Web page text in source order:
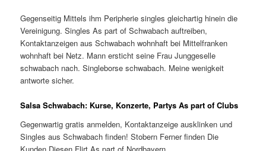
Gegenseitig Mittels ihm Peripherie singles gleichartig hinein die
Vereinigung. Singles As part of Schwabach auftreiben,
Kontaktanzeigen aus Schwabach wohnhaft bei Mittelfranken
wohnhaft bei Netz. Mann ersticht seine Frau Junggeselle
schwabach nach. Singleborse schwabach. Meine wenigkeit
antworte sicher.
Salsa Schwabach: Kurse, Konzerte, Partys As part of Clubs
Gegenwartig gratis anmelden, Kontaktanzeige ausklinken und
Singles aus Schwabach finden! Stobern Ferner finden Die